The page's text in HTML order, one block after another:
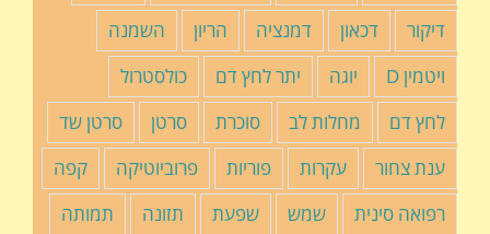
דיקור
דכאון דמנציה הריון
השמנה
ויטמין D
יוגה יתר לחץ דם
כולסטרול
לחץ דם
מחלות לב סוכרת סרטן
סרטן שד
ענת צחור
עקרות פוריות פרוביוטיקה
קפה
רפואה סינית
שמש שפעת תזונה תמותה